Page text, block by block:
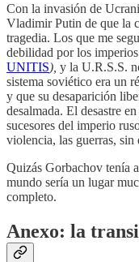
Con la invasión de
Vladimir Putin de que la
tragedia. Los que me
debilidad por los
UNITIS), y la U.R.S.S.
sistema soviético era un
y que su desaparición
desalmada. El desastre
sucesores del imperio
violencia, las guerras, sin
Quizás Gorbachov tenía
mundo sería un lugar
completo.
Anexo: la